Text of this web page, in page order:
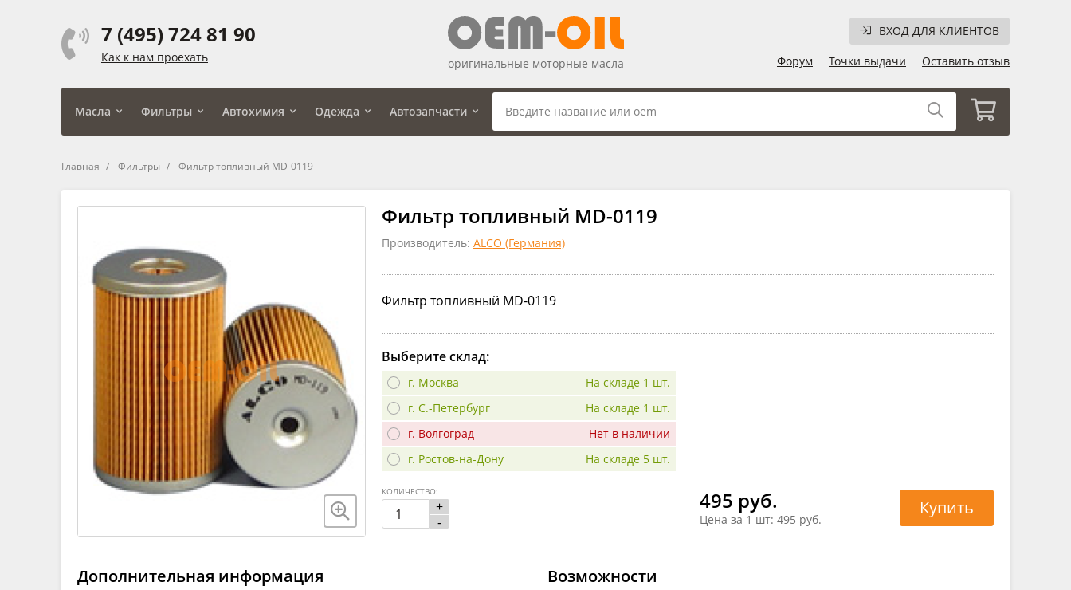
7 (495) 724 81 90
Как к нам проехать
ВХОД ДЛЯ КЛИЕНТОВ
Форум
Точки выдачи Оставить отзыв
оригинальные моторные масла
Масла Фильтры Автохимия Одежда Автозапчасти
Главная Фильтры Фильтр топливный MD-0119
Фильтр топливный MD-0119
Производитель: ALCO (Германия)
Фильтр топливный MD-0119
Выберите склад:
г. Москва
На складе 1 шт.
г. С.-Петербург
На складе 1 шт.
г. Волгоград
Нет в наличии
г. Ростов-на-Дону
На складе 5 шт.
495 руб.
Цена за 1 шт: 495 руб.
+
-
КОЛИЧЕСТВО:
Купить
Дополнительная информация Возможности